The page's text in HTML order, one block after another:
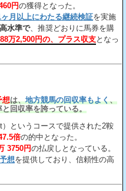
円の獲得となった。
ヶ月以上にわたる継続検証を実施
水準で、推奨どおりに馬券を購
88万2,500円の、プラス収支となっ
想は、地方競馬の回収率もよく、
回収率を誇っている。
）というコースで提供された2鞍
倍の的中となった。
3750円の払戻しとなっている。
想を提供しており、信頼性の高